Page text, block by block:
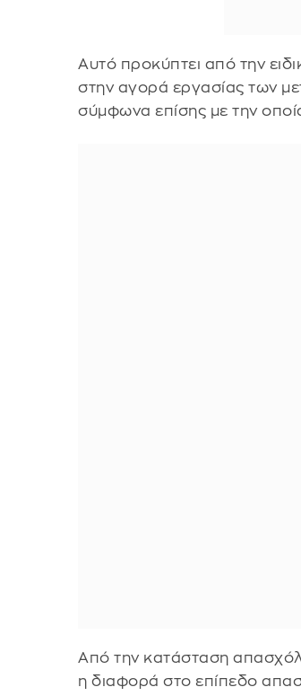
Αυτό προκύπτει από την
στην αγορά εργασίας των
σύμφωνα επίσης με την
Από την κατάσταση
η διαφορά στο επίπεδο